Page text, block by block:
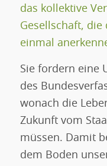
das kollektive
Gesellschaft, die
einmal
Sie fordern eine
des
wonach die
Zukunft vom
müssen. Damit
dem Boden